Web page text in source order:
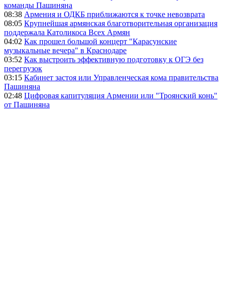
команды Пашиняна
08:38 Армения и ОДКБ приближаются к точке невозврата
08:05 Крупнейшая армянская благотворительная организация
поддержала Католикоса Всех Армян
04:02 Как прошел большой концерт "Карасунские
музыкальные вечера" в Краснодаре
03:52 Как выстроить эффективную подготовку к ОГЭ без
перегрузок
03:15 Кабинет застоя или Управленческая кома правительства
Пашиняна
02:48 Цифровая капитуляция Армении или "Троянский конь"
от Пашиняна